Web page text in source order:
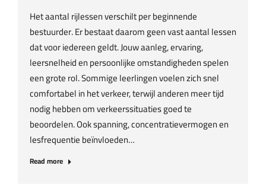
Het aantal rijlessen verschilt per beginnende
bestuurder. Er bestaat daarom geen vast aantal lessen
dat voor iedereen geldt. Jouw aanleg, ervaring,
leersnelheid en persoonlijke omstandigheden spelen
een grote rol. Sommige leerlingen voelen zich snel
comfortabel in het verkeer, terwijl anderen meer tijd
nodig hebben om verkeerssituaties goed te
beoordelen. Ook spanning, concentratievermogen en
lesfrequentie beïnvloeden…
Read more